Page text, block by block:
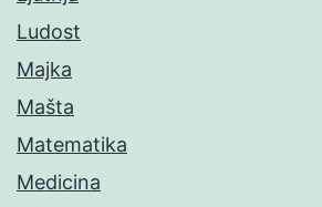
Ludost
Majka
Mašta
Matematika
Medicina